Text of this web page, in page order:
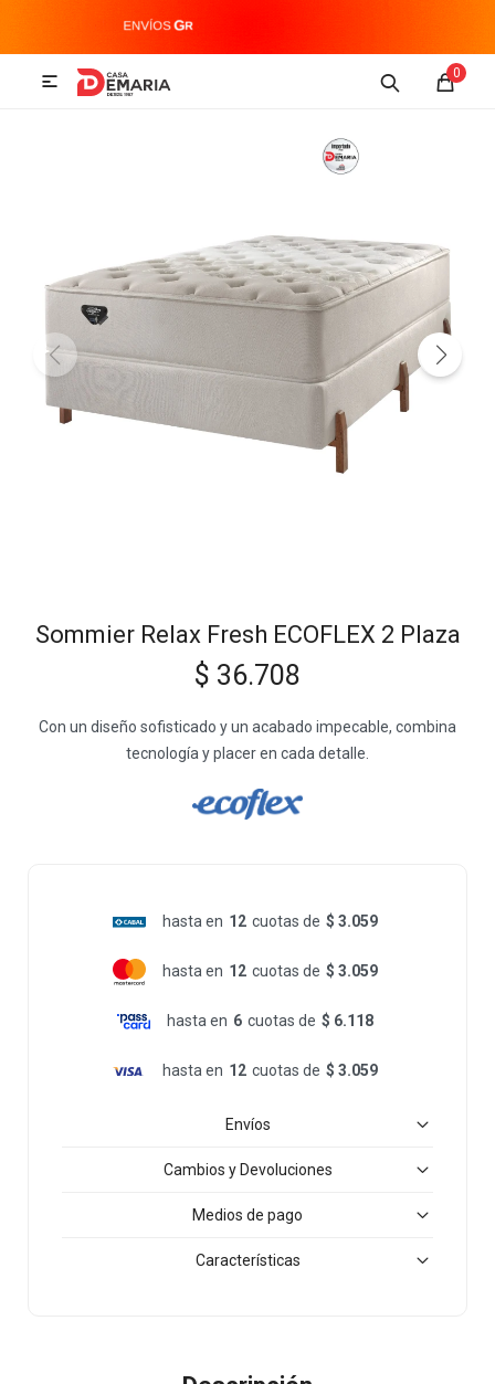
0

Sommier Relax Fresh ECOFLEX 2 Plaza
$ 36.708
Con un diseño sofisticado y un acabado impecable, combina
tecnología y placer en cada detalle.
hasta en 12 cuotas de $ 3.059
hasta en 12 cuotas de $ 3.059
hasta en 6 cuotas de $ 6.118
hasta en 12 cuotas de $ 3.059
Envíos
Cambios y Devoluciones
Medios de pago
Características
Imagen y Sonido Hogar
Accesorios